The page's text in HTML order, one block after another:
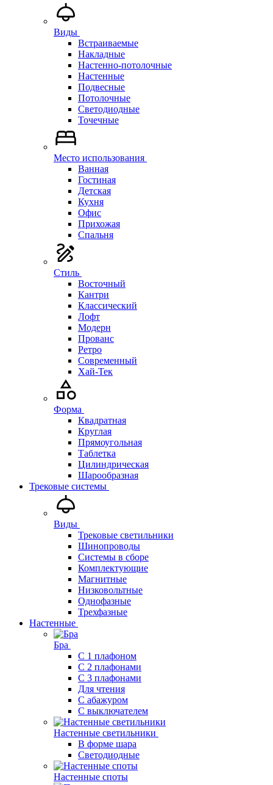
Виды
Встраиваемые
Накладные
Настенно-потолочные
Настенные
Подвесные
Потолочные
Светодиодные
Точечные
Место использования
Ванная
Гостиная
Детская
Кухня
Офис
Прихожая
Спальня
Стиль
Восточный
Кантри
Классический
Лофт
Модерн
Прованс
Ретро
Современный
Хай-Тек
Форма
Квадратная
Круглая
Прямоугольная
Таблетка
Цилиндрическая
Шарообразная
Трековые системы
Виды
Трековые светильники
Шинопроводы
Системы в сборе
Комплектующие
Магнитные
Низковольтные
Однофазные
Трехфазные
Настенные
Бра
С 1 плафоном
С 2 плафонами
С 3 плафонами
Для чтения
С абажуром
С выключателем
Настенные светильники
В форме шара
Светодиодные
Настенные споты